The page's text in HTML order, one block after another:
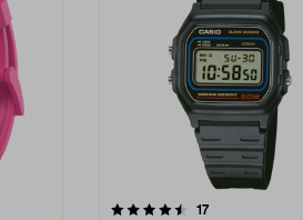
17anmeldelser
4.0 av 5 stjerner